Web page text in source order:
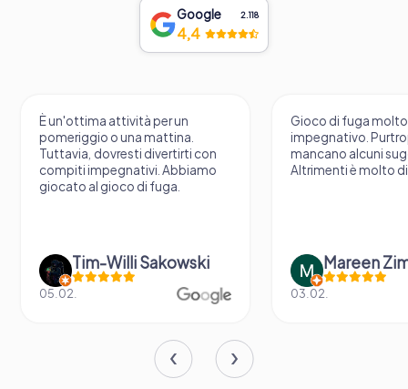
Google 2.118
4,4
È un'ottima attività per un
pomeriggio o una mattina.
Tuttavia, dovresti divertirti con
compiti impegnativi. Abbiamo
giocato al gioco di fuga.
Tim-Willi Sakowski
05.02.
Gioco di fuga molto
impegnativo.
mancano alcuni
Altrimenti è molto
Mareen
03.02.